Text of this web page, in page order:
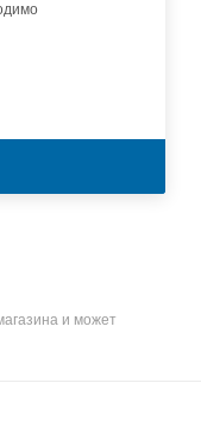
и может